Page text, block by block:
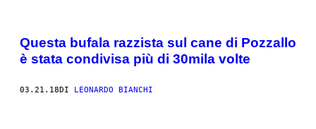
Questa bufala razzista sul cane di Pozzallo
è stata condivisa più di 30mila volte
03.21.18DI LEONARDO BIANCHI